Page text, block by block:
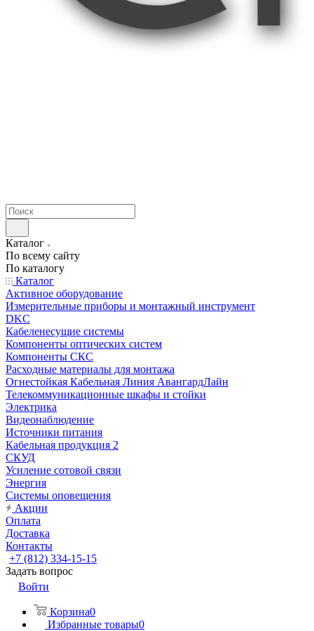
Каталог
По всему сайту
По каталогу
Каталог
Активное оборудование
Измерительные приборы и монтажный инструмент
DKC
Кабеленесущие системы
Компоненты оптических систем
Компоненты СКС
Расходные материалы для монтажа
Огнестойкая Кабельная Линия АвангардЛайн
Телекоммуникационные шкафы и стойки
Электрика
Видеонаблюдение
Источники питания
Кабельная продукция 2
СКУД
Усиление сотовой связи
Энергия
Системы оповещения
Акции
Оплата
Доставка
Контакты
+7 (812) 334-15-15
Задать вопрос
Войти
Корзина0
Избранные товары0